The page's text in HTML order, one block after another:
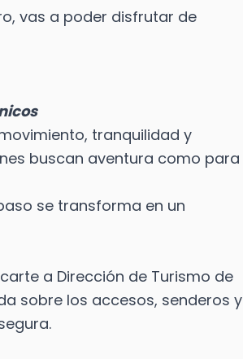
vas a poder disfrutar de
tranquilidad y
buscan aventura como para
se transforma en un
a Dirección de Turismo de
sobre los accesos, senderos y